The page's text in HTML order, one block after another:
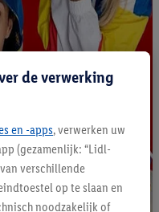
de verwerking
en -apps, verwerken uw
(gezamenlijk: “Lidl-
verschillende
op te slaan en
noodzakelijk of